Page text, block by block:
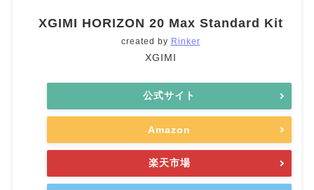
XGIMI HORIZON 20 Max Standard Kit
created by Rinker
XGIMI
公式サイト
Amazon
楽天市場